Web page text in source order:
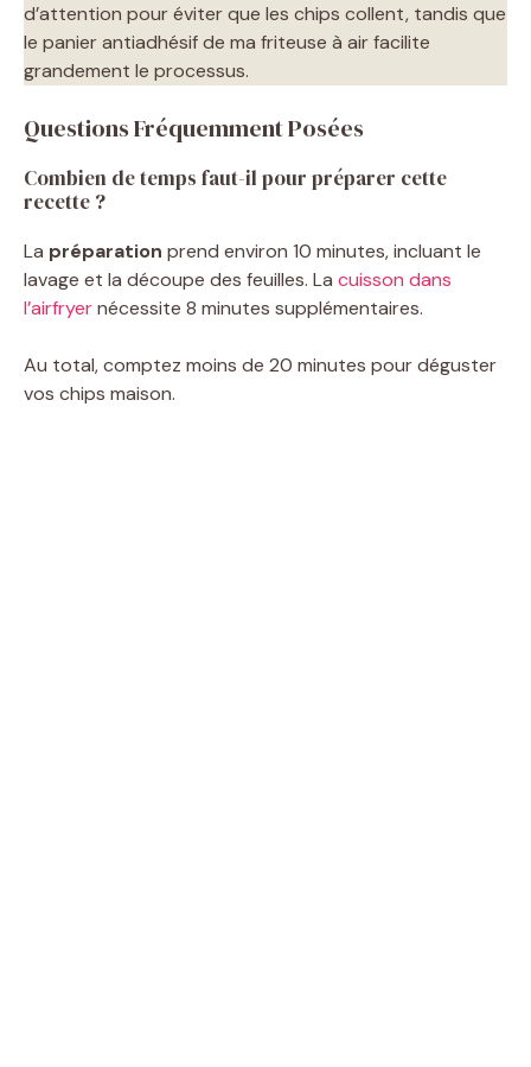
d’attention pour éviter que les chips collent, tandis que
le panier antiadhésif de ma friteuse à air facilite
grandement le processus.
Questions Fréquemment Posées
Combien de temps faut-il pour préparer cette
recette ?
La préparation prend environ 10 minutes, incluant le
lavage et la découpe des feuilles. La cuisson dans
l’airfryernécessite 8 minutes supplémentaires.
Au total, comptez moins de 20 minutes pour déguster
vos chips maison.